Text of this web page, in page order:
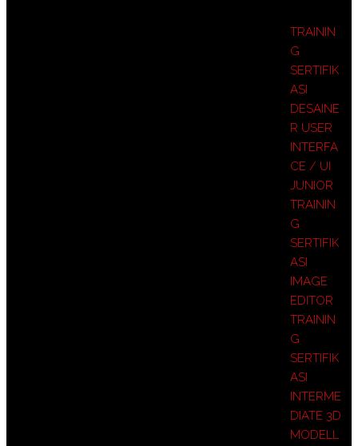
TRAININ
G
SERTIFIK
ASI
DESAINE
R USER
INTERFA
CE / UI
JUNIOR
TRAININ
G
SERTIFIK
ASI
IMAGE
EDITOR
TRAININ
G
SERTIFIK
ASI
INTERME
DIATE 3D
MODELL